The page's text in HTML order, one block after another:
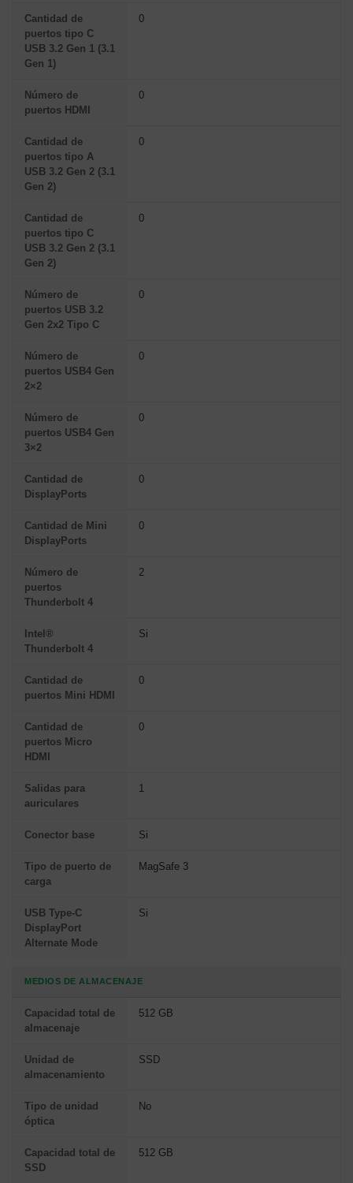
Cantidad de
puertos tipo C
USB 3.2 Gen 1 (3.1
Gen 1)
0
Número de
puertos HDMI
0
Cantidad de
puertos tipo A
USB 3.2 Gen 2 (3.1
Gen 2)
0
Cantidad de
puertos tipo C
USB 3.2 Gen 2 (3.1
Gen 2)
0
Número de
puertos USB 3.2
Gen 2x2 Tipo C
0
Número de
puertos USB4 Gen
2×2
0
Número de
puertos USB4 Gen
3×2
0
Cantidad de
DisplayPorts
0
Cantidad de Mini
DisplayPorts
0
Número de
puertos
Thunderbolt 4
2
Intel®
Thunderbolt 4
Si
Cantidad de
puertos Mini HDMI
0
Cantidad de
puertos Micro
HDMI
0
Salidas para
auriculares
1
Conector base Si
Tipo de puerto de
carga
MagSafe 3
USB Type-C
DisplayPort
Alternate Mode
Si
MEDIOS DE ALMACENAJE
Capacidad total de
almacenaje
512 GB
Unidad de
almacenamiento
SSD
Tipo de unidad
óptica
No
Capacidad total de
SSD
512 GB